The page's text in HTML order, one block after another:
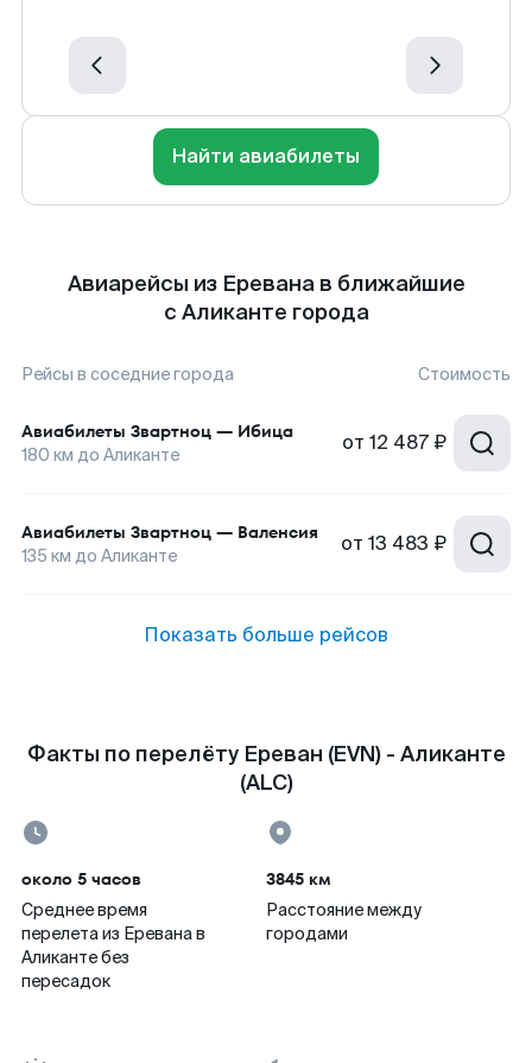
Найти авиабилеты
Авиарейсы из Еревана в ближайшие
с Аликанте города
Рейсы в соседние города Стоимость
Авиабилеты Звартноц — Ибица
180 км до Аликанте от 12 487 ₽
Авиабилеты Звартноц — Валенсия
135 км до Аликанте от 13 483 ₽
Показать больше рейсов
Факты по перелёту Ереван (EVN) - Аликанте
(ALC)
около 5 часов
Среднее время
перелета из Еревана в
Аликанте без
пересадок
3845 км
Расстояние между
городами